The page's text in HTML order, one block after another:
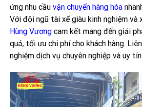
ứng nhu cầu vận chuyển hàng hóa
Với đội ngũ tài xế giàu kinh nghiệm
Hùng Vương cam kết mang đến giải
quả, tối ưu chi phí cho khách hàng.
nghiệm dịch vụ chuyên nghiệp và uy